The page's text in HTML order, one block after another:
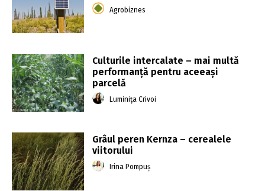
Agrobiznes
Culturile intercalate – mai multă
performanță pentru aceeași
parcelă
Luminița Crivoi
Grâul peren Kernza – cerealele
viitorului
Irina Pompuș